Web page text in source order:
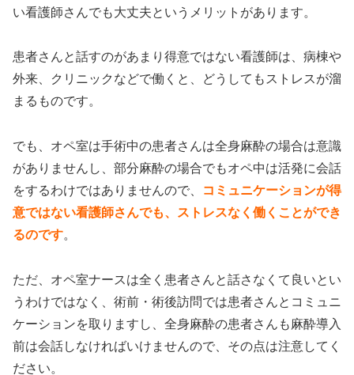
い看護師さんでも大丈夫というメリットがあります。
患者さんと話すのがあまり得意ではない看護師は、病棟や
外来、クリニックなどで働くと、どうしてもストレスが溜
まるものです。
でも、オペ室は手術中の患者さんは全身麻酔の場合は意識
がありませんし、部分麻酔の場合でもオペ中は活発に会話
をするわけではありませんので、
コミュニケーションが得
意ではない看護師さんでも、ストレスなく働くことができ
るのです。
ただ、オペ室ナースは全く患者さんと話さなくて良いとい
うわけではなく、術前・術後訪問では患者さんとコミュニ
ケーションを取りますし、全身麻酔の患者さんも麻酔導入
前は会話しなければいけませんので、その点は注意してく
ださい。